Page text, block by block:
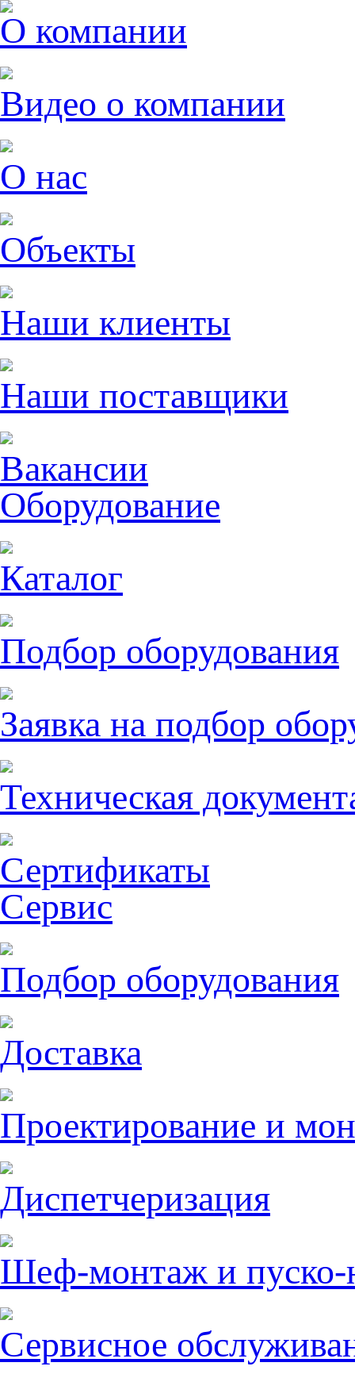
О компании
Видео о компании
О нас
Объекты
Наши клиенты
Наши поставщики
Вакансии
Оборудование
Каталог
Подбор оборудования
Заявка на подбор
Техническая
Сертификаты
Сервис
Подбор оборудования
Доставка
Проектирование и
Диспетчеризация
Шеф-монтаж и пуско-
Сервисное